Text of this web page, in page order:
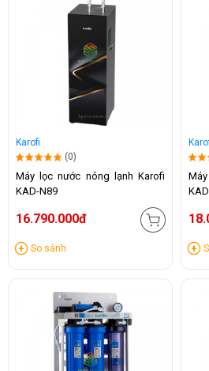
Karofi
(0)
Máy lọc nước nóng lạnh Karofi
KAD-N89
16.790.000đ
So sánh